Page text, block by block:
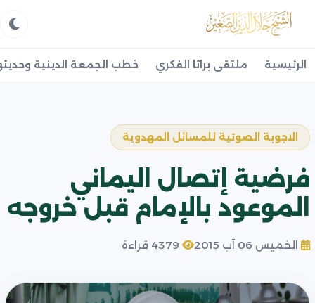
الرئيسية ملتقى براثا الفكري خطب الجمعة الدينية
الاجوبة الصوتية للمسائل المهدوية
فرضية إتصال اليماني
الموعود بالإمام قبل خروجه
الخميس 06 آب 2015